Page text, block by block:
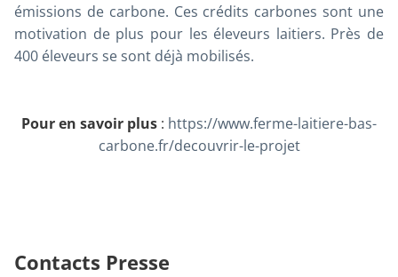
émissions de carbone. Ces crédits carbones sont une
motivation de plus pour les éleveurs laitiers. Près de
400 éleveurs se sont déjà mobilisés.
Pour en savoir plus : https://www.ferme-laitiere-bas-
carbone.fr/decouvrir-le-projet
Contacts Presse